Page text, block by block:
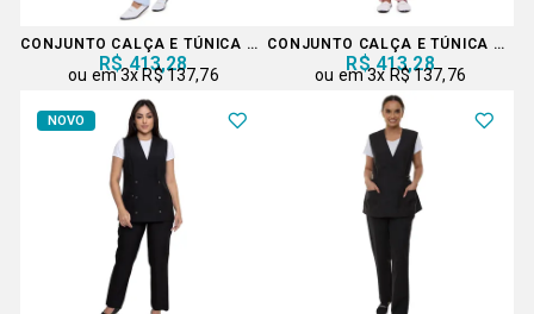
CONJUNTO CALÇA E TÚNICA COM DETALHES EM LESE
R$ 413,28
3x R$ 137,76
CONJUNTO CALÇA E TÚNICA COM DETALHES EM LESE
R$ 413,28
3x R$ 137,76
NOVO